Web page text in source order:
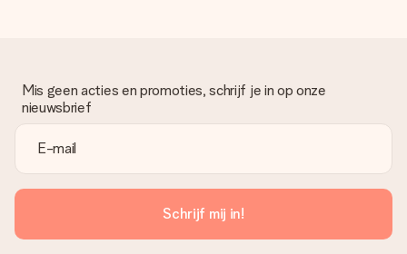
Mis geen acties en promoties, schrijf je in op onze
nieuwsbrief
Schrijf mij in!